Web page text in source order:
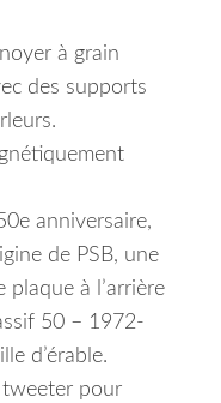
à grain
des supports
anniversaire,
de PSB, une
à l’arrière
50 – 1972-
d’érable.
pour